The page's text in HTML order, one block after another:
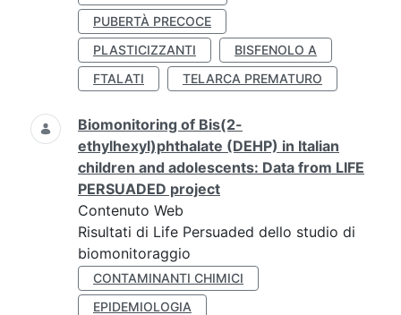
PUBERTÀ PRECOCE
PLASTICIZZANTI
BISFENOLO A
FTALATI
TELARCA PREMATURO
Biomonitoring of Bis(2-
ethylhexyl)phthalate (DEHP) in Italian
children and adolescents: Data from LIFE
PERSUADED project
Contenuto Web
Risultati di Life Persuaded dello studio di
biomonitoraggio
CONTAMINANTI CHIMICI
EPIDEMIOLOGIA